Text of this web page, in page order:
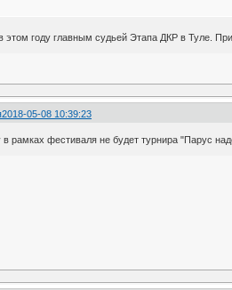
году главным судьей Этапа ДКР в Туле.
2018-05-08 10:39:23
в рамках фестиваля не будет турнира "Парус